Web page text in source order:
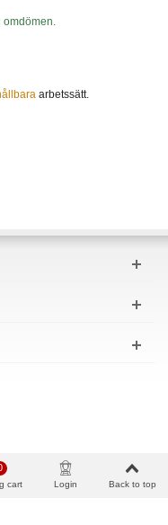
omdömen.
arbetssätt.
cart Login Back to top